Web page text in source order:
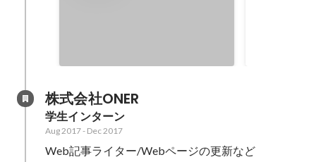
株式会社ONER
学生インターン
Aug 2017- Dec 2017
Web記事ライター/Webページの更新など